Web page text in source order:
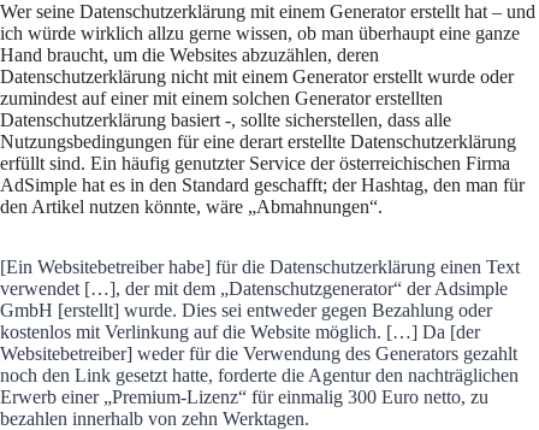
Wer seine Datenschutzerklärung mit einem Generator erstellt hat – und
ich würde wirklich allzu gerne wissen, ob man überhaupt eine ganze
Hand braucht, um die Websites abzuzählen, deren
Datenschutzerklärung nicht mit einem Generator erstellt wurde oder
zumindest auf einer mit einem solchen Generator erstellten
Datenschutzerklärung basiert -, sollte sicherstellen, dass alle
Nutzungsbedingungen für eine derart erstellte Datenschutzerklärung
erfüllt sind. Ein häufig genutzter Service der österreichischen Firma
AdSimple hat es in den Standard geschafft; der Hashtag, den man für
den Artikel nutzen könnte, wäre „Abmahnungen“.
[Ein Websitebetreiber habe] für die Datenschutzerklärung einen Text
verwendet […], der mit dem „Datenschutzgenerator“ der Adsimple
GmbH [erstellt] wurde. Dies sei entweder gegen Bezahlung oder
kostenlos mit Verlinkung auf die Website möglich. […] Da [der
Websitebetreiber] weder für die Verwendung des Generators gezahlt
noch den Link gesetzt hatte, forderte die Agentur den nachträglichen
Erwerb einer „Premium-Lizenz“ für einmalig 300 Euro netto, zu
bezahlen innerhalb von zehn Werktagen.